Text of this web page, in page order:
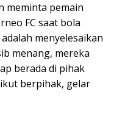
meminta pemain
FC saat bola
menyelesaikan
menang, mereka
berada di pihak
berpihak, gelar